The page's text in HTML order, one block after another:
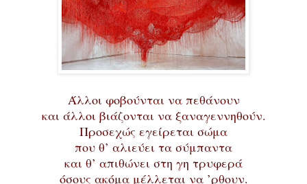
Άλλοι φοβούνται να πεθάνουν
και άλλοι βιάζονται να ξαναγεννηθούν.
Προσεχώς εγείρεται σώμα
που θ’ αλιεύει τα σύμπαντα
και θ’ απιθώνει στη γη τρυφερά
όσους ακόμα μέλλεται να ’ρθουν.